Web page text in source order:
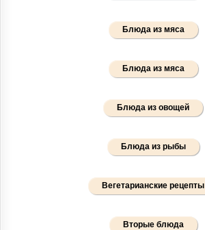
Блюда из мяса
Блюда из мяса
Блюда из овощей
Блюда из рыбы
Вегетарианские рецепты
Вторые блюда